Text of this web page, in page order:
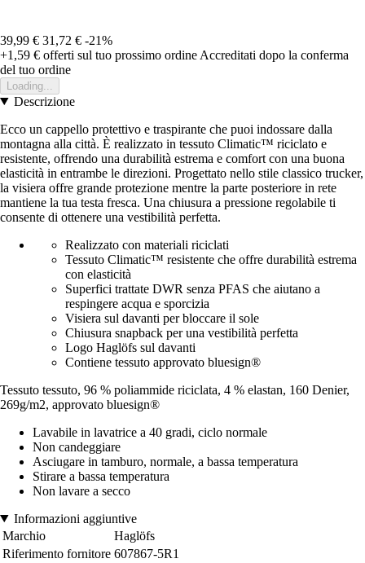
39,99 € 31,72 € -21%
+1,59 € offerti sul tuo prossimo ordine Accreditati dopo la conferma
del tuo ordine
Loading...
Descrizione
Ecco un cappello protettivo e traspirante che puoi indossare dalla
montagna alla città. È realizzato in tessuto Climatic™ riciclato e
resistente, offrendo una durabilità estrema e comfort con una buona
elasticità in entrambe le direzioni. Progettato nello stile classico trucker,
la visiera offre grande protezione mentre la parte posteriore in rete
mantiene la tua testa fresca. Una chiusura a pressione regolabile ti
consente di ottenere una vestibilità perfetta.
Realizzato con materiali riciclati
Tessuto Climatic™ resistente che offre durabilità estrema
con elasticità
Superfici trattate DWR senza PFAS che aiutano a
respingere acqua e sporcizia
Visiera sul davanti per bloccare il sole
Chiusura snapback per una vestibilità perfetta
Logo Haglöfs sul davanti
Contiene tessuto approvato bluesign®
Tessuto tessuto, 96 % poliammide riciclata, 4 % elastan, 160 Denier,
269g/m2, approvato bluesign®
Lavabile in lavatrice a 40 gradi, ciclo normale
Non candeggiare
Asciugare in tamburo, normale, a bassa temperatura
Stirare a bassa temperatura
Non lavare a secco
Informazioni aggiuntive
Marchio
Haglöfs
Riferimento fornitore 607867-5R1